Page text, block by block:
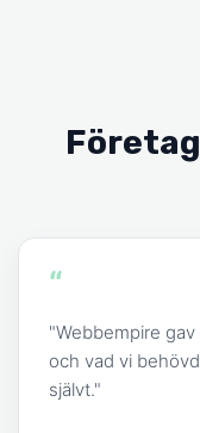
“
"Webbempire
och vad vi
självt."